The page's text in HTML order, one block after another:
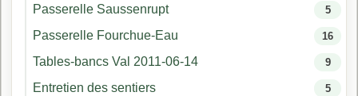
Passerelle Saussenrupt 5
Passerelle Fourchue-Eau 16
Tables-bancs Val 2011-06-14 9
Entretien des sentiers 5